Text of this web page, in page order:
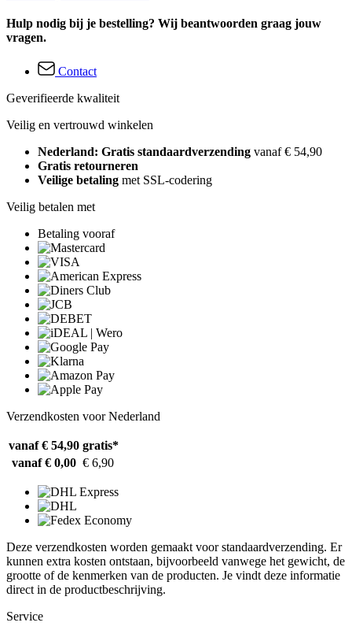
Hulp nodig bij je bestelling? Wij beantwoorden graag jouw
vragen.
Contact
Geverifieerde kwaliteit
Veilig en vertrouwd winkelen
Nederland: Gratis standaardverzending vanaf € 54,90
Gratis retourneren
Veilige betaling met SSL-codering
Veilig betalen met
Betaling vooraf
Verzendkosten voor Nederland
vanaf € 54,90 gratis*
vanaf € 0,00 € 6,90
Deze verzendkosten worden gemaakt voor standaardverzending. Er
kunnen extra kosten ontstaan, bijvoorbeeld vanwege het gewicht, de
grootte of de kenmerken van de producten. Je vindt deze informatie
direct in de productbeschrijving.
Service